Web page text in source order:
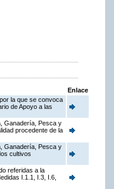
Enlace
la que se convoca
de Apoyo a las
Ganadería, Pesca y
procedente de la
Ganadería, Pesca y
cultivos
referidas a la
I.1.1, I.3, I.6,